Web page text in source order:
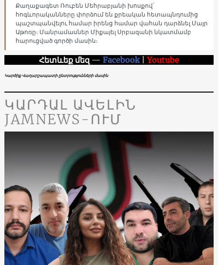
Քաղաքագետ Ռուբեն Մեհրաբյանի խոսքով՝
հոգևորականները փորձում են քրեական հետապնդումից
պաշտպանվելու համար իրենց համար վահան դարձնել Մայր
Աթոռը։ Մանրամասներ Միքայել Սրբազանի նկատմամբ
հարուցված գործի մասին։
Հետևեք մեզ — Facebook |Youtube
Կարծիք Վաղարշապատի ընտրությունների մասին
ԿԱՐԴԱԼ ԱՎԵԼԻՆ
JAMNEWS-ՈՒՄ